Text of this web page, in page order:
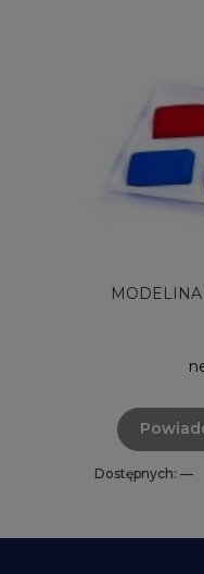
Dostępnych: —